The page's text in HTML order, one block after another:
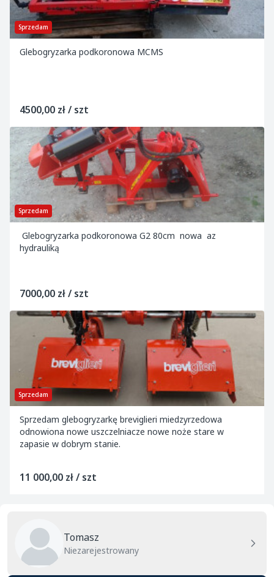
Sprzedam
Glebogryzarka podkoronowa MCMS
4500,00 zł / szt
Sprzedam
Glebogryzarka podkoronowa G2 80cm nowa az
hydrauliką
7000,00 zł / szt
Sprzedam
Sprzedam glebogryzarkę breviglieri miedzyrzedowa
odnowiona nowe uszczelniacze nowe noże stare w
zapasie w dobrym stanie.
11 000,00 zł / szt
Tomasz
Niezarejestrowany